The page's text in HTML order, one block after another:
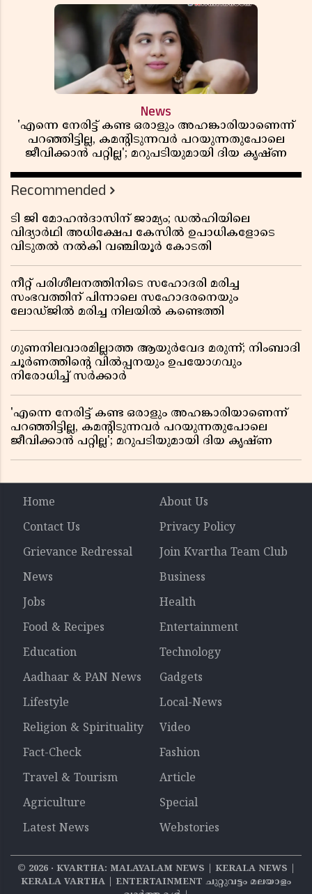
News
'എന്നെ നേരിട്ട് കണ്ട ഒരാളും അഹങ്കാരിയാണെന്ന്
പറഞ്ഞിട്ടില്ല, കമൻ്റിടുന്നവർ പറയുന്നതുപോലെ
ജീവിക്കാൻ പറ്റില്ല'; മറുപടിയുമായി ദിയ കൃഷ്ണ
Recommended
ടി ജി മോഹൻദാസിന് ജാമ്യം; ഡൽഹിയിലെ
വിദ്യാർഥി അധിക്ഷേപ കേസിൽ ഉപാധികളോടെ
വിടുതൽ നൽകി വഞ്ചിയൂർ കോടതി
നീറ്റ് പരിശീലനത്തിനിടെ സഹോദരി മരിച്ച
സംഭവത്തിന് പിന്നാലെ സഹോദരനെയും
ലോഡ്ജിൽ മരിച്ച നിലയിൽ കണ്ടെത്തി
ഗുണനിലവാരമില്ലാത്ത ആയുർവേദ മരുന്ന്; നിംബാദി
ചൂർണത്തിൻ്റെ വിൽപ്പനയും ഉപയോഗവും
നിരോധിച്ച് സർക്കാർ
'എന്നെ നേരിട്ട് കണ്ട ഒരാളും അഹങ്കാരിയാണെന്ന്
പറഞ്ഞിട്ടില്ല, കമൻ്റിടുന്നവർ പറയുന്നതുപോലെ
ജീവിക്കാൻ പറ്റില്ല'; മറുപടിയുമായി ദിയ കൃഷ്ണ
Home
About Us
Contact Us
Privacy Policy
Grievance Redressal
Join Kvartha Team Club
News
Business
Jobs
Health
Food & Recipes
Entertainment
Education
Technology
Aadhaar & PAN News
Gadgets
Lifestyle
Local-News
Religion & Spirituality
Video
Fact-Check
Fashion
Travel & Tourism
Article
Agriculture
Special
Latest News
Webstories
© 2026‧ KVARTHA: MALAYALAM NEWS | KERALA NEWS |
KERALA VARTHA | ENTERTAINMENT ചുറ്റുവട്ടം മലയാളം